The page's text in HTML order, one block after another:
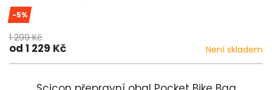
-5%
1 299 Kč
od 1 229 Kč Není skladem